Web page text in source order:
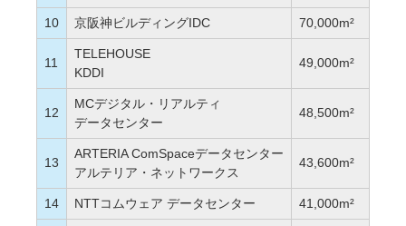
10 京阪神ビルディングIDC 70,000m²
11
TELEHOUSE
KDDI
49,000m²
12
MCデジタル・リアルティ
データセンター
48,500m²
13
ARTERIA ComSpaceデータセンター
アルテリア・ネットワークス
43,600m²
14 NTTコムウェア データセンター 41,000m²